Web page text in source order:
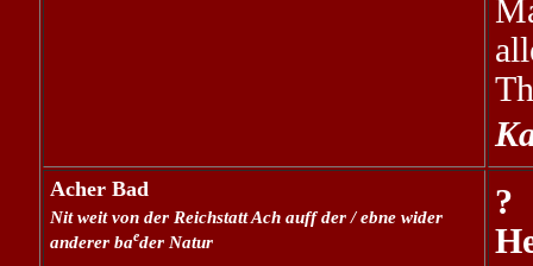
Acher Bad
Nit weit von der Reichstatt Ach auff der / ebne wider
anderer baeder Natur
?